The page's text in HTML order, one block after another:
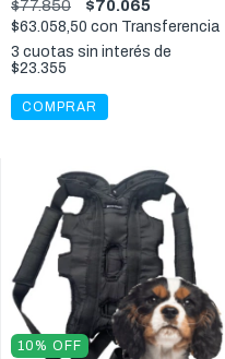
$77.850 $70.065
$63.058,50 con Transferencia
3 cuotas sin interés de
$23.355
COMPRAR
10% OFF